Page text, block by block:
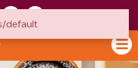
default